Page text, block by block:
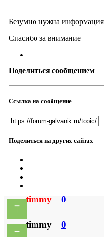
Безумно нужна информация
Спасибо за внимание
Поделиться сообщением
Ссылка на сообщение
Поделиться на других сайтах
timmy 0
timmy 0